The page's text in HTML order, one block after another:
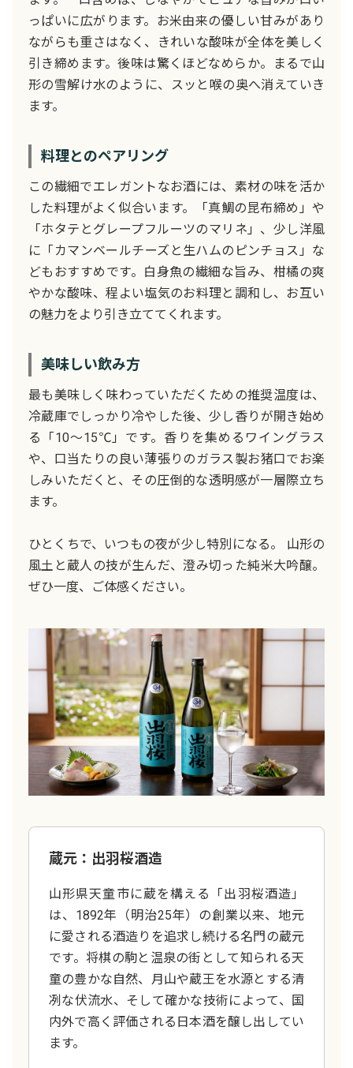
っぱいに広がります。お米由来の優しい甘みがあり
ながらも重さはなく、きれいな酸味が全体を美しく
引き締めます。後味は驚くほどなめらか。まるで山
形の雪解け水のように、スッと喉の奥へ消えていき
ます。
料理とのペアリング
この繊細でエレガントなお酒には、素材の味を活か
した料理がよく似合います。「真鯛の昆布締め」や
「ホタテとグレープフルーツのマリネ」、少し洋風
に「カマンベールチーズと生ハムのピンチョス」な
どもおすすめです。白身魚の繊細な旨み、柑橘の爽
やかな酸味、程よい塩気のお料理と調和し、お互い
の魅力をより引き立ててくれます。
美味しい飲み方
最も美味しく味わっていただくための推奨温度は、
冷蔵庫でしっかり冷やした後、少し香りが開き始め
る「10〜15℃」です。香りを集めるワイングラス
や、口当たりの良い薄張りのガラス製お猪口でお楽
しみいただくと、その圧倒的な透明感が一層際立ち
ます。
ひとくちで、いつもの夜が少し特別になる。 山形の
風土と蔵人の技が生んだ、澄み切った純米大吟醸。
ぜひ一度、ご体感ください。
蔵元：出羽桜酒造
山形県天童市に蔵を構える「出羽桜酒造」
は、1892年（明治25年）の創業以来、地元
に愛される酒造りを追求し続ける名門の蔵元
です。将棋の駒と温泉の街として知られる天
童の豊かな自然、月山や蔵王を水源とする清
冽な伏流水、そして確かな技術によって、国
内外で高く評価される日本酒を醸し出してい
ます。